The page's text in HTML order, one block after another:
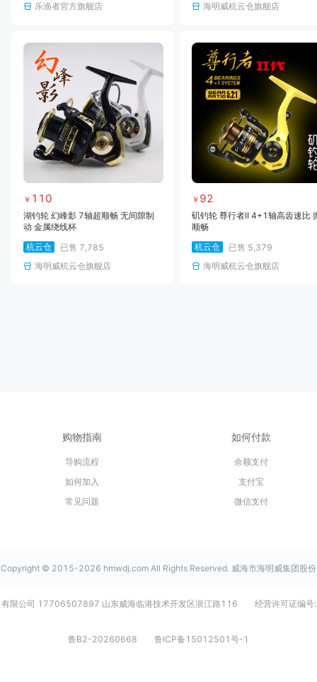
乐渔者官方旗舰店
海明威杭云仓旗舰店
￥ 110
湖钓轮 幻峰影 7轴超顺畅 无间隙制
动 金属绕线杯
杭云仓
已售 7,785
海明威杭云仓旗舰店
￥ 92
矶钓轮 尊行者II 4+1轴高齿速比
顺畅
杭云仓
已售 5,379
海明威杭云仓旗舰店
购物指南
导购流程
如何加入
常见问题
如何付款
余额支付
支付宝
微信支付
Copyright © 2015-2026 hmwdj.com All Rights Reserved. 威海市海明威集团股份
有限公司 17706507897 山东威海临港技术开发区浙江路116 经营许可证编号:
鲁B2-20260668 鲁ICP备15012501号-1